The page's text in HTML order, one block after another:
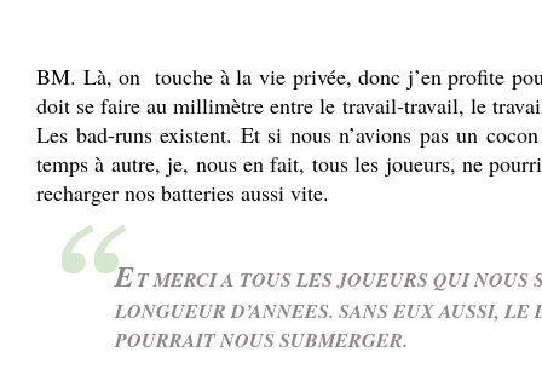
BM. Là, on touche à la vie privée, donc j’en profite
doit se faire au millimètre entre le travail-travail, le
Les bad-runs existent. Et si nous n’avions pas un
temps à autre, je, nous en fait, tous les joueurs, ne
recharger nos batteries aussi vite.
ET MERCI A TOUS LES JOUEURS QUI NOUS
LONGUEUR D’ANNEES. SANS EUX AUSSI, LE
POURRAIT NOUS SUBMERGER.